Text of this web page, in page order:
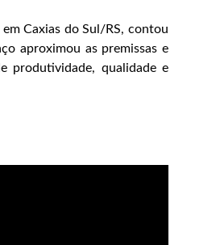
Caxias do Sul/RS, contou
aproximou as premissas e
produtividade, qualidade e